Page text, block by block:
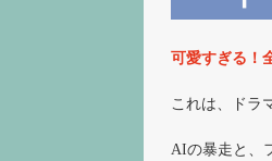
可愛すぎる！
これは、ドラ
AIの暴走と、